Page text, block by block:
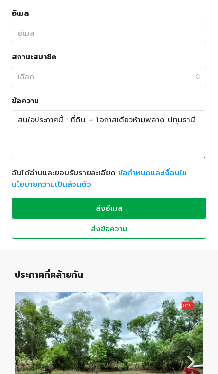
อีเมล
สถานะสมาชิก
เลือก
ข้อความ
ฉันได้อ่านและยอมรับรายละเอียด ข้อกำหนดและเงื่อนไข
นโยบายความเป็นส่วนตัว
ส่งอีเมล
ส่งข้อความ
ประกาศที่คล้ายกัน
ขาย